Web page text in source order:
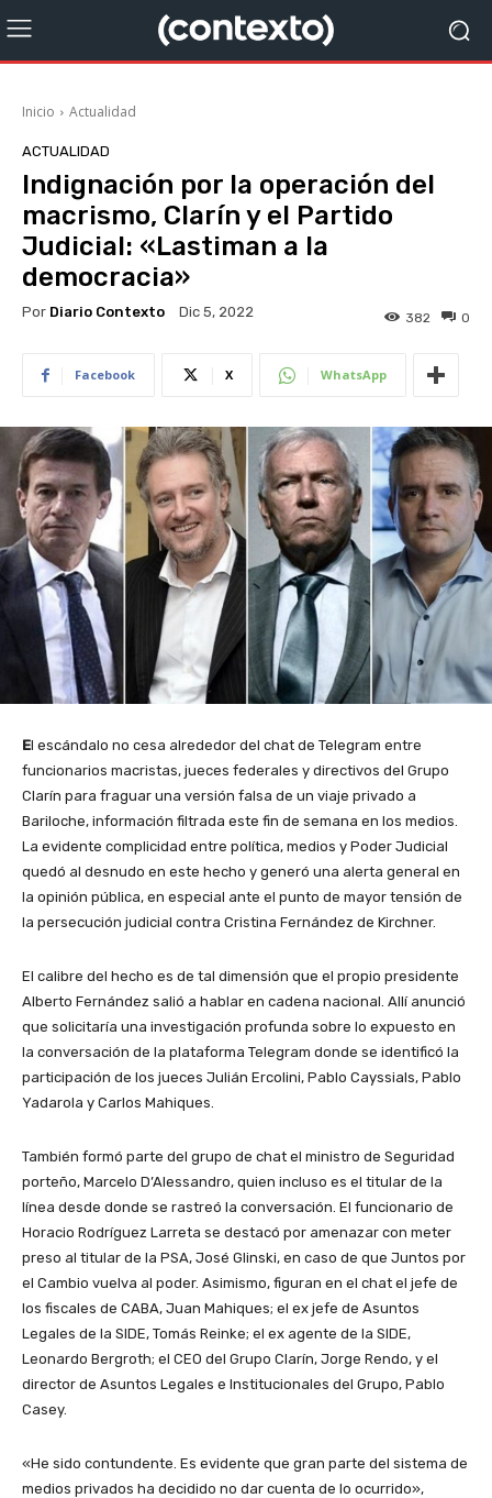
Inicio Actualidad
ACTUALIDAD
Indignación por la operación del
macrismo, Clarín y el Partido
Judicial: «Lastiman a la
democracia»
Por Diario Contexto Dic 5, 2022 0
382
Facebook X WhatsApp
El escándalo no cesa alrededor del chat de Telegram entre
funcionarios macristas, jueces federales y directivos del Grupo
Clarín para fraguar una versión falsa de un viaje privado a
Bariloche, información filtrada este fin de semana en los medios.
La evidente complicidad entre política, medios y Poder Judicial
quedó al desnudo en este hecho y generó una alerta general en
la opinión pública, en especial ante el punto de mayor tensión de
la persecución judicial contra Cristina Fernández de Kirchner.
El calibre del hecho es de tal dimensión que el propio presidente
Alberto Fernández salió a hablar en cadena nacional. Allí anunció
que solicitaría una investigación profunda sobre lo expuesto en
la conversación de la plataforma Telegram donde se identificó la
participación de los jueces Julián Ercolini, Pablo Cayssials, Pablo
Yadarola y Carlos Mahiques.
También formó parte del grupo de chat el ministro de Seguridad
porteño, Marcelo D’Alessandro, quien incluso es el titular de la
línea desde donde se rastreó la conversación. El funcionario de
Horacio Rodríguez Larreta se destacó por amenazar con meter
preso al titular de la PSA, José Glinski, en caso de que Juntos por
el Cambio vuelva al poder. Asimismo, figuran en el chat el jefe de
los fiscales de CABA, Juan Mahiques; el ex jefe de Asuntos
Legales de la SIDE, Tomás Reinke; el ex agente de la SIDE,
Leonardo Bergroth; el CEO del Grupo Clarín, Jorge Rendo, y el
director de Asuntos Legales e Institucionales del Grupo, Pablo
Casey.
«He sido contundente. Es evidente que gran parte del sistema de
medios privados ha decidido no dar cuenta de lo ocurrido»,